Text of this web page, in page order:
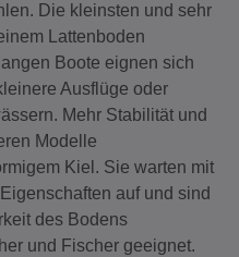
Die kleinsten und sehr
Lattenboden
Boote eignen sich
Ausflüge oder
Mehr Stabilität und
Modelle
Kiel. Sie warten mit
auf und sind
des Bodens
und Fischer geeignet.